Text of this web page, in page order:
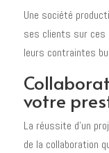
Une société
ses clients sur ces
leurs contraintes
votre
La réussite d'un
de la collaboration